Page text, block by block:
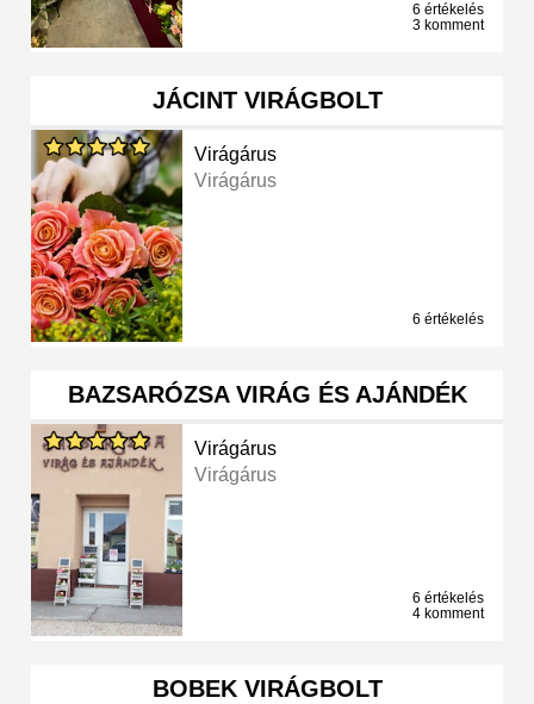
6 értékelés
3 komment
JÁCINT VIRÁGBOLT
Virágárus
Virágárus
6 értékelés
BAZSARÓZSA VIRÁG ÉS AJÁNDÉK
Virágárus
Virágárus
6 értékelés
4 komment
BOBEK VIRÁGBOLT